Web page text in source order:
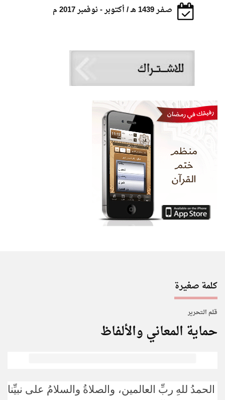
صـفـر 1439 هـ / أكتوبر - نوفمبر 2017 م
كلمة صغيرة
قـلـم الـتحـرير
حماية المعاني والألفاظ
الحمدُ للهِ ربِّ العالمين، والصلاةُ والسلامُ على نبيِّنا